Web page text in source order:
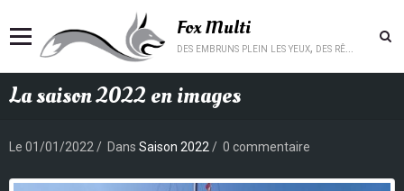
Fox Multi
des embruns plein les yeux, des rêves plein la tête.
La saison 2022 en images
Le 01/01/2022 Dans Saison 2022 0 commentaire